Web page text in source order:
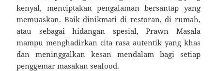
kenyal, menciptakan pengalaman bersantap yang
memuaskan. Baik dinikmati di restoran, di rumah,
atau sebagai hidangan spesial, Prawn Masala
mampu menghadirkan cita rasa autentik yang khas
dan meninggalkan kesan mendalam bagi setiap
penggemar masakan seafood.